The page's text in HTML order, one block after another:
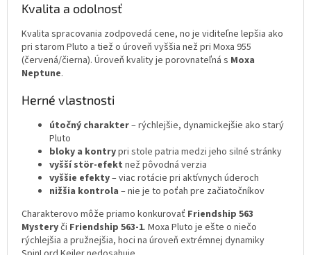
Kvalita a odolnosť
Kvalita spracovania zodpovedá cene, no je viditeľne lepšia ako
pri starom Pluto a tiež o úroveň vyššia než pri Moxa 955
(červená/čierna). Úroveň kvality je porovnateľná s Moxa
Neptune.
Herné vlastnosti
útočný charakter– rýchlejšie, dynamickejšie ako starý
Pluto
bloky a kontrypri stole patria medzi jeho silné stránky
vyšší stör-efekt než pôvodná verzia
vyššie efekty– viac rotácie pri aktívnych úderoch
nižšia kontrola – nie je to poťah pre začiatočníkov
Charakterovo môže priamo konkurovať Friendship 563
Mysteryči Friendship 563-1. Moxa Pluto je ešte o niečo
rýchlejšia a pružnejšia, hoci na úroveň extrémnej dynamiky